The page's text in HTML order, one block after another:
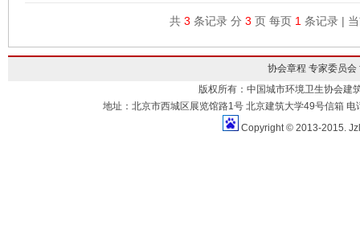
共 3 条记录 分 3 页 每页 1 条记录 |
协会章程 专家委员会
版权所有：中国城市环境卫生协会建
地址：北京市西城区展览馆路1号 北京建筑大学49号信箱
Copyright © 2013-2015.